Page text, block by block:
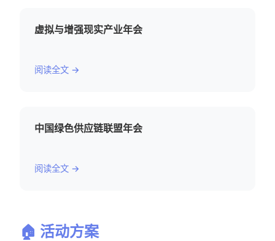
虚拟与增强现实产业年会
阅读全文 →
中国绿色供应链联盟年会
阅读全文 →
🏠 活动方案